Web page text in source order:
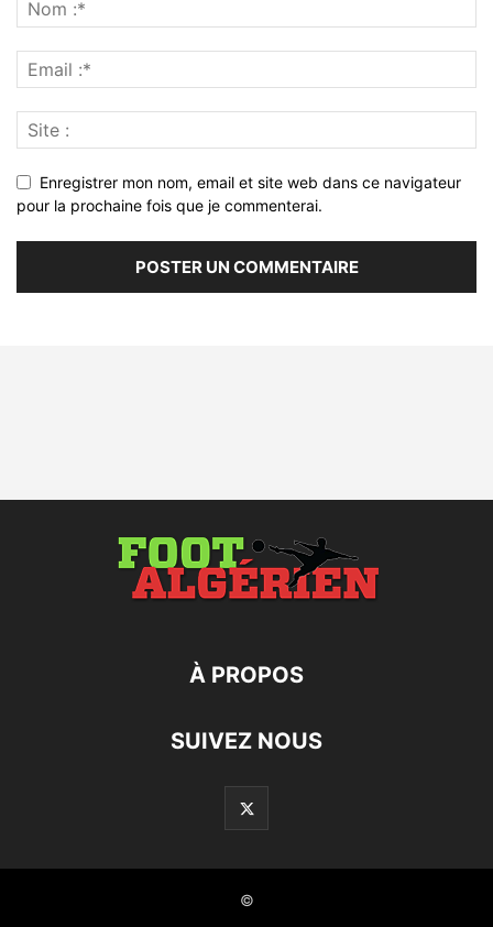
Enregistrer mon nom, email et site web dans ce navigateur
pour la prochaine fois que je commenterai.
À PROPOS
SUIVEZ NOUS
©